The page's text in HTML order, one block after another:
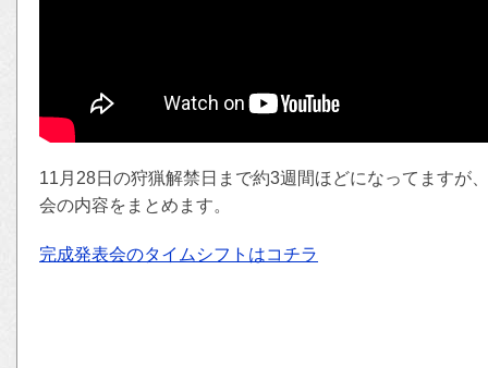
11月28日の狩猟解禁日まで約3週間ほどになってますが
会の内容をまとめます。
完成発表会のタイムシフトはコチラ